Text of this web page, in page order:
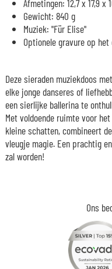
Afmetingen: 12,7 x 17,9 x
Gewicht: 840 g
Muziek: "Für Elise"
Optionele gravure op het
Ons
Deze sieraden muziekdoos
elke jonge danseres of
een sierlijke ballerina te
Met voldoende ruimte voor
kleine schatten, combineert
vleugje magie. Een prachtig
zal worden!